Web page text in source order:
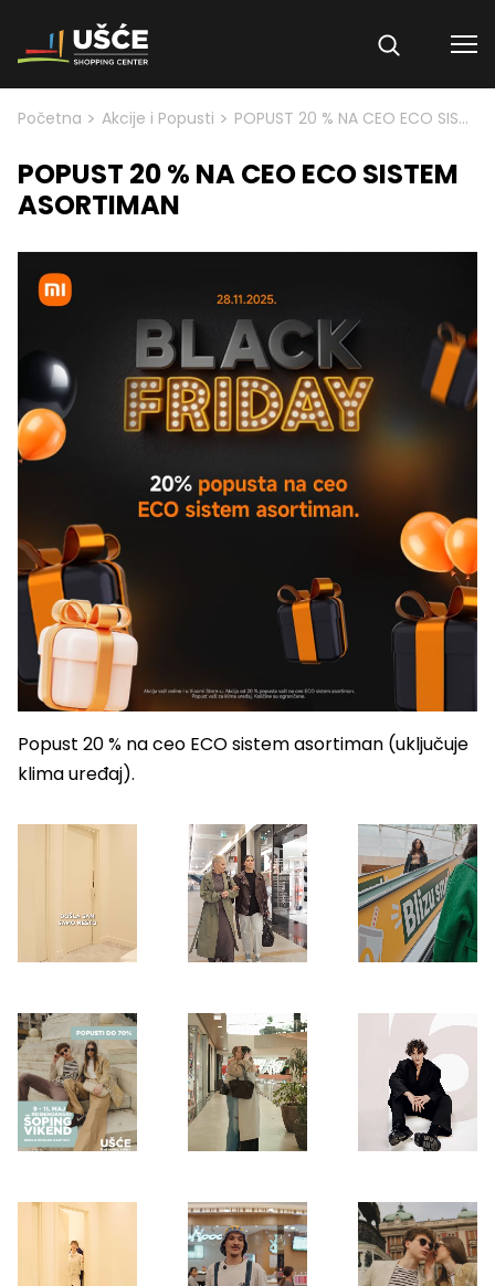
Skip to content
Početna > Akcije i Popusti > POPUST 20 % NA CEO ECO SISTEM ASORTIMAN
POPUST 20 % NA CEO ECO SISTEM
ASORTIMAN
Popust 20 % na ceo ECO sistem asortiman (uključuje
klima uređaj).